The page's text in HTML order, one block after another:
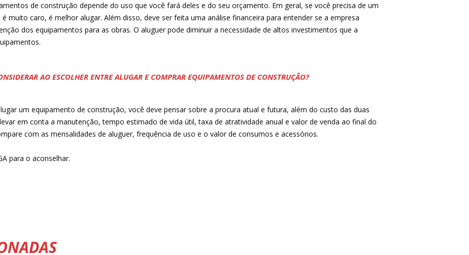
de construção depende do uso que você fará deles e do seu orçamento. Em geral, se você precisa de um
muito caro, é melhor alugar. Além disso, deve ser feita uma análise financeira para entender se a empresa
dos equipamentos para as obras. O aluguer pode diminuir a necessidade de altos investimentos que a
AO ESCOLHER ENTRE ALUGAR E COMPRAR EQUIPAMENTOS DE CONSTRUÇÃO?
um equipamento de construção, você deve pensar sobre a procura atual e futura, além do custo das duas
em conta a manutenção, tempo estimado de vida útil, taxa de atratividade anual e valor de venda ao final do
com as mensalidades de aluguer, frequência de uso e o valor de consumos e acessórios.
para o aconselhar.